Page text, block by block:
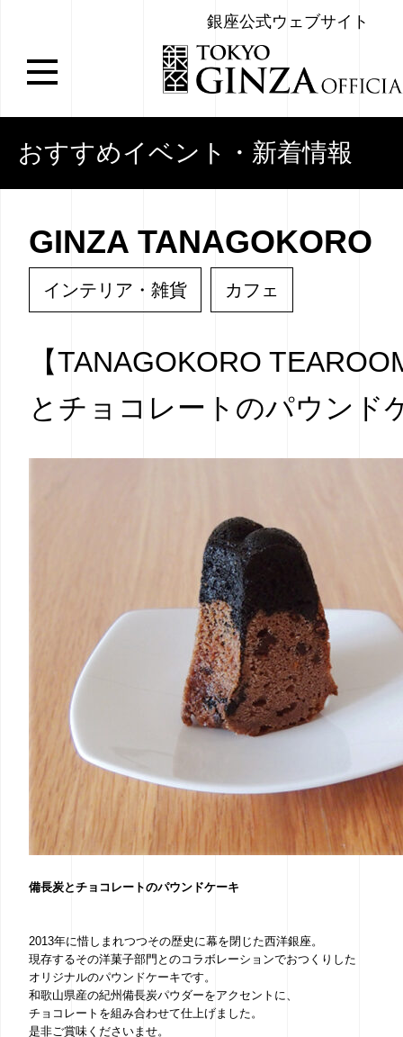
銀座公式ウェブサイト
おすすめイベント・新着情報
GINZA TANAGOKORO
インテリア・雑貨 カフェ
【TANAGOKORO
とチョコレートのパウンド
備長炭とチョコレートのパウンドケーキ
2013年に惜しまれつつその歴史に幕を閉じた西洋銀座。
現存するその洋菓子部門とのコラボレーションでおつくりした
オリジナルのパウンドケーキです。
和歌山県産の紀州備長炭パウダーをアクセントに、
チョコレートを組み合わせて仕上げました。
是非ご賞味くださいませ。